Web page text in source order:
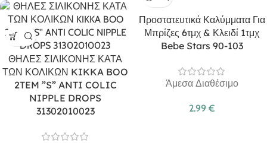
ΘΗΛΕΣ ΣΙΛΙΚΟΝΗΣ ΚΑΤΑ
ΤΩΝ ΚΟΛΙΚΩΝ KIKKA BOO
2TEM ”S” ANTI COLIC
NIPPLE DROPS
31302010023
Προστατευτικά Καλύμματα Για
Μπρίζες 6τμχ & Κλειδί 1τμχ
Bebe Stars 90-103
Άμεσα Διαθέσιμο
2.99 €